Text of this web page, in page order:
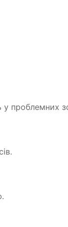
проблемних